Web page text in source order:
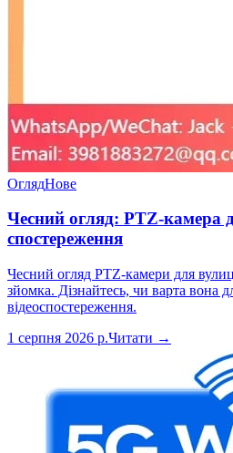
ОглядНове
Чесний огляд: PTZ-камера
спостереження
Чесний огляд PTZ-камери для
зйомка. Дізнайтесь, чи варта вона
відеоспостереження.
1 серпня 2026 р.Читати →